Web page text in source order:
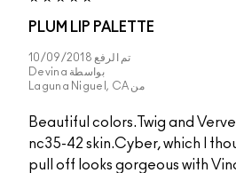
PLUM LIP PALETTE
تم الرفع 10/09/2018
بواسطة Devina
من Laguna Niguel, CA
Beautiful colors.Twig and
nc35-42 skin.Cyber, which I
pull off looks gorgeous with